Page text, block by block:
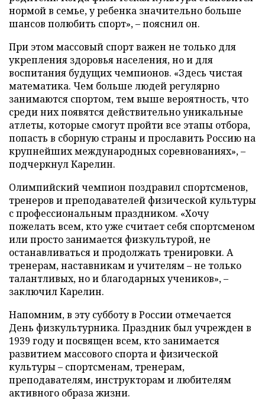
нормой в семье, у ребенка значительно больше
шансов полюбить спорт», – пояснил он.
При этом массовый спорт важен не только для
укрепления здоровья населения, но и для
воспитания будущих чемпионов. «Здесь чистая
математика. Чем больше людей регулярно
занимаются спортом, тем выше вероятность, что
среди них появятся действительно уникальные
атлеты, которые смогут пройти все этапы отбора,
попасть в сборную страны и прославить Россию на
крупнейших международных соревнованиях», –
подчеркнул Карелин.
Олимпийский чемпион поздравил спортсменов,
тренеров и преподавателей физической культуры
с профессиональным праздником. «Хочу
пожелать всем, кто уже считает себя спортсменом
или просто занимается физкультурой, не
останавливаться и продолжать тренировки. А
тренерам, наставникам и учителям – не только
талантливых, но и благодарных учеников», –
заключил Карелин.
Напомним, в эту субботу в России отмечается
День физкультурника. Праздник был учрежден в
1939 году и посвящен всем, кто занимается
развитием массового спорта и физической
культуры – спортсменам, тренерам,
преподавателям, инструкторам и любителям
активного образа жизни.